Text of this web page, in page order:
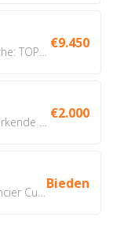
€9.450
€2.000
Bieden